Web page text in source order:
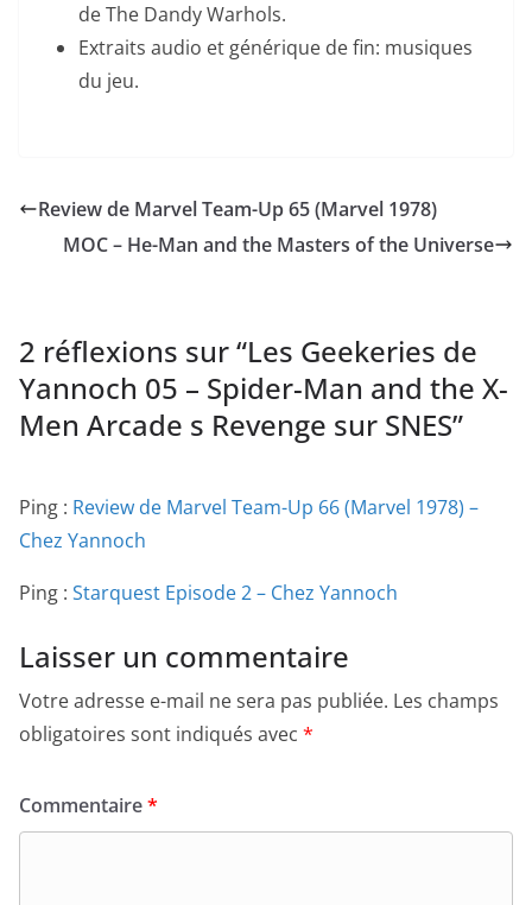
de The Dandy Warhols.
Extraits audio et générique de fin: musiques
du jeu.
Review de Marvel Team-Up 65 (Marvel 1978)
MOC – He-Man and the Masters of the Universe
2 réflexions sur “Les Geekeries de
Yannoch 05 – Spider-Man and the X-
Men Arcade s Revenge sur SNES”
Ping : Review de Marvel Team-Up 66 (Marvel 1978) –
Chez Yannoch
Ping : Starquest Episode 2 – Chez Yannoch
Laisser un commentaire
Votre adresse e-mail ne sera pas publiée. Les champs
obligatoires sont indiqués avec *
Commentaire*